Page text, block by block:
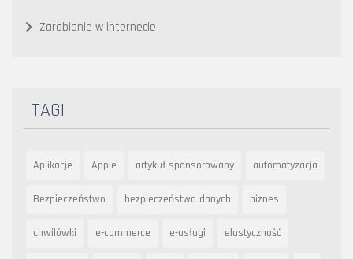
Zarabianie w internecie
TAGI
Aplikacje Apple artykuł sponsorowany automatyzacja
Bezpieczeństwo bezpieczeństwo danych biznes
chwilówki e-commerce e-usługi elastyczność